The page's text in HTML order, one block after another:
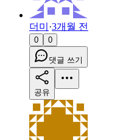
더미 ·3개월 전
0 0
댓글 쓰기
공유